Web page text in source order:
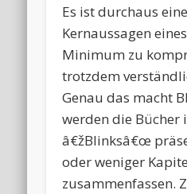
Es ist durchaus
Kernaussagen
Minimum zu
trotzdem
Genau das macht
werden die Bücher
â€žBlinksâ€œ
oder weniger
zusammenfassen.